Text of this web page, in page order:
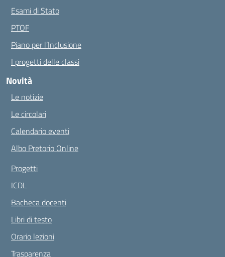
Esami di Stato
PTOF
Piano per l’Inclusione
I progetti delle classi
Novità
Le notizie
Le circolari
Calendario eventi
Albo Pretorio Online
Progetti
ICDL
Bacheca docenti
Libri di testo
Orario lezioni
Trasparenza